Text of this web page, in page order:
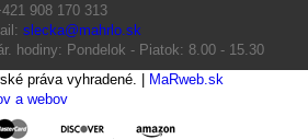
908 170 313
slecka@mahrlo.sk
hodiny: Pondelok - Piatok: 8.00 - 15.30
práva vyhradené. | MaRweb.sk
a webov